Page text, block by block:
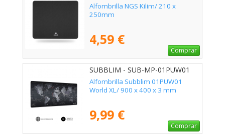
Alfombrilla NGS Kilim/ 210 x
250mm
4,59 €
Comprar
SUBBLIM - SUB-MP-01PUW01
Alfombrilla Subblim 01PUW01
World XL/ 900 x 400 x 3 mm
9,99 €
Comprar